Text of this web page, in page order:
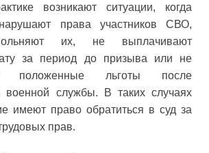
возникают ситуации, когда
права участников СВО,
их, не выплачивают
за период до призыва или не
положенные льготы после
военной службы. В таких случаях
имеют право обратиться в суд за
прав.